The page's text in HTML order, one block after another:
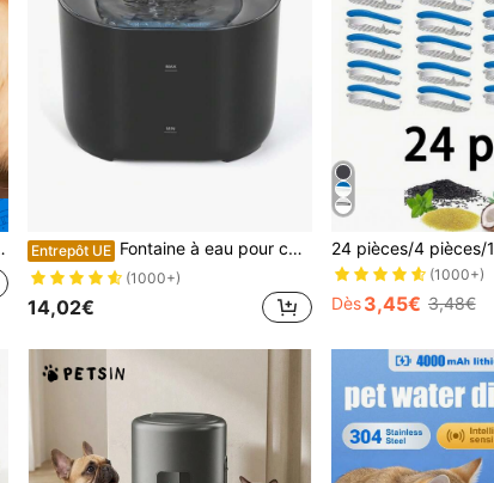
Entrepôt UE Fontaine à eau pour chat, fontaine à eau pour chat avec filtre, fontaine à eau pour animaux de compagnie alimentée par USB, fontaines à eau de 2,2 L/75 oz pour chats d'intérieur
(1000+)
14,02€
(1000+)
Dès 3,45€ 3,48€